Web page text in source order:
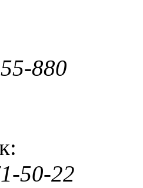
880
50-22